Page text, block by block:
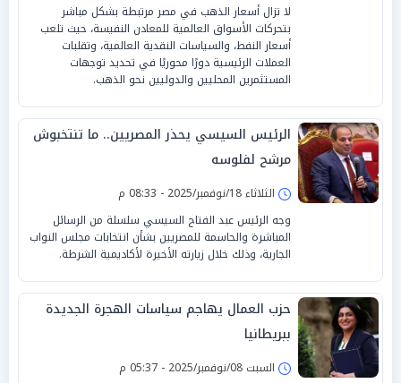
لا تزال أسعار الذهب في مصر مرتبطة بشكل مباشر
بتحركات الأسواق العالمية للمعادن النفيسة، حيث تلعب
أسعار النفط، والسياسات النقدية العالمية، وتقلبات
العملات الرئيسية دورًا محوريًا في تحديد توجهات
المستثمرين المحليين والدوليين نحو الذهب.
الرئيس السيسي يحذر المصريين.. ما تنتخبوش
مرشح لفلوسه
الثلاثاء 18/نوفمبر/2025 - 08:33 م
وجه الرئيس عبد الفتاح السيسي سلسلة من الرسائل
المباشرة والحاسمة للمصريين بشأن انتخابات مجلس النواب
الجارية، وذلك خلال زيارته الأخيرة لأكاديمية الشرطة.
حزب العمال يهاجم سياسات الهجرة الجديدة
ببريطانيا
السبت 08/نوفمبر/2025 - 05:37 م